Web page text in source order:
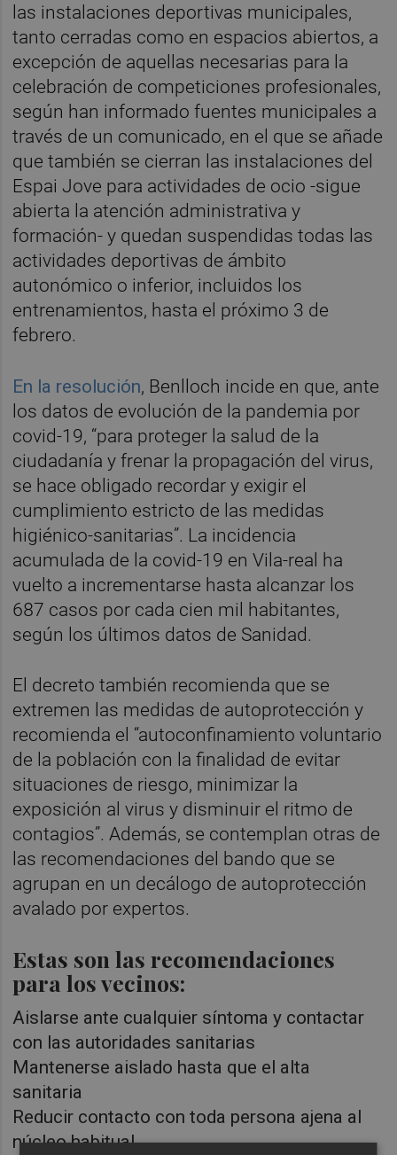
las instalaciones deportivas municipales,
tanto cerradas como en espacios abiertos, a
excepción de aquellas necesarias para la
celebración de competiciones profesionales,
según han informado fuentes municipales a
través de un comunicado, en el que se añade
que también se cierran las instalaciones del
Espai Jove para actividades de ocio -sigue
abierta la atención administrativa y
formación- y quedan suspendidas todas las
actividades deportivas de ámbito
autonómico o inferior, incluidos los
entrenamientos, hasta el próximo 3 de
febrero.
En la resolución, Benlloch incide en que, ante
los datos de evolución de la pandemia por
covid-19, “para proteger la salud de la
ciudadanía y frenar la propagación del virus,
se hace obligado recordar y exigir el
cumplimiento estricto de las medidas
higiénico-sanitarias”. La incidencia
acumulada de la covid-19 en Vila-real ha
vuelto a incrementarse hasta alcanzar los
687 casos por cada cien mil habitantes,
según los últimos datos de Sanidad.
El decreto también recomienda que se
extremen las medidas de autoprotección y
recomienda el “autoconfinamiento voluntario
de la población con la finalidad de evitar
situaciones de riesgo, minimizar la
exposición al virus y disminuir el ritmo de
contagios”. Además, se contemplan otras de
las recomendaciones del bando que se
agrupan en un decálogo de autoprotección
avalado por expertos.
Estas son las recomendaciones
para los vecinos:
Aislarse ante cualquier síntoma y contactar
con las autoridades sanitarias
Mantenerse aislado hasta que el alta
sanitaria
Reducir contacto con toda persona ajena al
núcleo habitual